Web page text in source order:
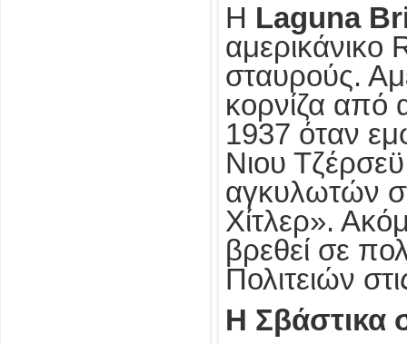
Η Laguna
αμερικάνικο
σταυρούς.
κορνίζα από
1937 όταν
Νιου
αγκυλωτών
Χίτλερ».
βρεθεί σε
Πολιτειών
Η Σβάστικα